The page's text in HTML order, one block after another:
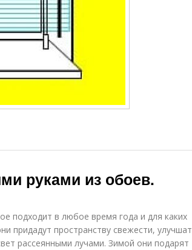
руками из обоев.
подходит в любое время года и для каких
придадут пространству свежести, улучшат
рассеянными лучами. Зимой они подарят